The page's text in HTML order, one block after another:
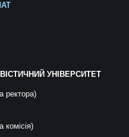
УНІВЕРСИТЕТ
ректора)
комісія)